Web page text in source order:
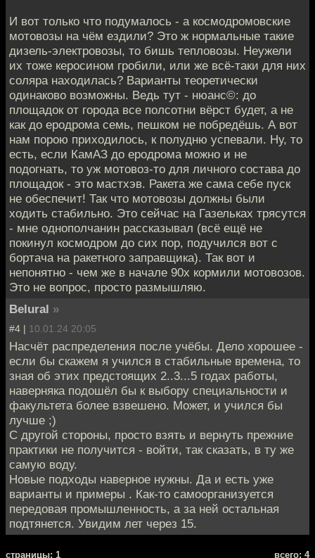
И вот только что подумалось - а космодромовские
мотовозы на чём ездили? Это ж нормальные такие
дизель-электровозы, то бишь тепловозы. Неужели
их тоже керосином гробили, или же всё-таки для них
соляра находилась? Варианты теоретически
одинаково возможны. Ведь тут - нюанс©: до
площадок от города все полсотни вёрст будет, а не
как до еродрома семь, пешком не побредёшь. А вот
нам порою приходилось, к полудню успевали. Ну, то
есть, если КамАЗ до еродрома можно и не
подогнать, то уж мотовоз-то для личного состава до
площадок - это мастхэв. Ракета же сама себе пуск
не обеспечит! Так что мотовозы должны были
ходить стабильно. Это сейчас на Газельках трясутся
- мне однополчанин рассказывал (всё ещё не
покинул космодром до сих пор, подучился вот с
бортача на ракетного заправщика). Так вот и
непонятно - чем же в начале 90х кормили мотовозов.
Это не вопрос, просто размышляю.
Belural »
#4 | 10.01.24 20:05
Насчёт распределения после учёбы. Дело хорошее -
если бы скажем я учился в стабильные времена, то
зная об этих предстоящих 2..3...5 годах работы,
наверняка подошёл бы к выбору специальности и
факультета более взвешено. Может, и учился бы
лучше ;)
С другой стороны, просто взять и вернуть прежние
практики не получится - войти, так сказать, в ту же
самую воду.
Новые подходы наверное нужны. Да и есть уже
варианты и примеры . Как-то самоорганизуется
передовая промышленность, а за ней остальная
подтянется. Увидим лет через 15.
cтраницы: 1 всего: 4